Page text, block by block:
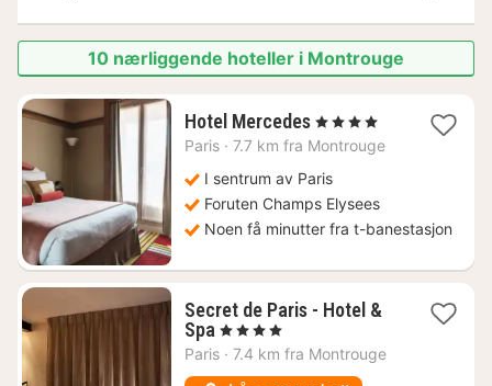
10 nærliggende hoteller i Montrouge
Hotel Mercedes1
natt
2623
kr.
, 4 Stjerner
Paris · 7.7 km fra Montrouge
I sentrum av Paris
Foruten Champs Elysees
Noen få minutter fra t-banestasjon
Secret de Paris - Hotel &
Spa 1
natt
, 4 Stjerner
Paris · 7.4 km fra Montrouge